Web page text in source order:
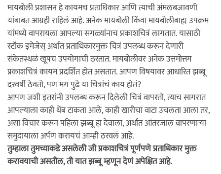
मायबोली प्रशासन हे कायमच प्रताधिकार आणि त्याची अंमलबजावणी
यांबाबत आग्रही राहिलं आहे. अनेक मायबोली किंवा मायबोलीबाह्य उपक्रम
यांमध्ये वापरायला आपल्या सगळ्यांनाच प्रकाशचित्रं लागतात. यासाठी
स्टॉक इमेजेस्‌ अर्थात प्रताधिकारमुक्त चित्रं उपलब्ध करून देणारी
संकेतस्थळं खूपच उपयोगाची ठरतात. मायबोलीवर अनेक उत्तमोत्तम
प्रकाशचित्रं कायम प्रदर्शित होत असतात. आपण विषयावर आधारित झब्बू
दरवर्षी ठेवतो, पण मग पुढे या चित्रांचं काय होतं?
आपण जशी इतरांनी उपलब्ध करून दिलेली चित्रं वापरतो, त्याच सागरात
आपल्याला काही थेंब टाकता आले, काही खारीचा वाटा उचलता आला तर,
असा विचार करून पहिला झब्बू हा देवाला, अर्थात आंतरजाल वापरणाऱ्या
समुदायाला अर्पण करायचं आम्ही ठरवलं आहे.
तुम्हाला तुमच्याकडे असलेली जी प्रकाशचित्रं पूर्णपणे प्रताधिकार मुक्त
करावयाची असतील, ती यात झब्बू म्हणून देणं अपेक्षित आहे.